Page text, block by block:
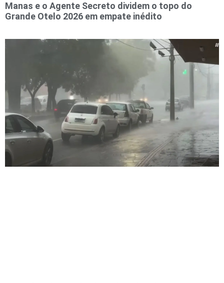
Manas e o Agente Secreto dividem o topo do
Grande Otelo 2026 em empate inédito